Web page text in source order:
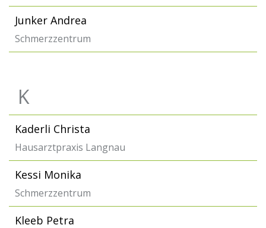
Junker Andrea
Schmerzzentrum
K
Kaderli Christa
Hausarztpraxis Langnau
Kessi Monika
Schmerzzentrum
Kleeb Petra